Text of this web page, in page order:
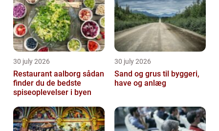
o...
30 july 2026
Restaurant aalborg sådan
finder du de bedste
spiseoplevelser i byen
30 july 2026
Sand og grus til byggeri,
have og anlæg